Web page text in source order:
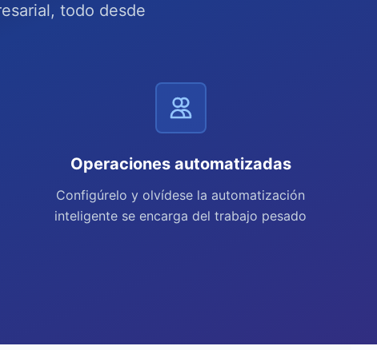
todo desde
Operaciones automatizadas
Configúrelo y olvídese la automatización
inteligente se encarga del trabajo pesado